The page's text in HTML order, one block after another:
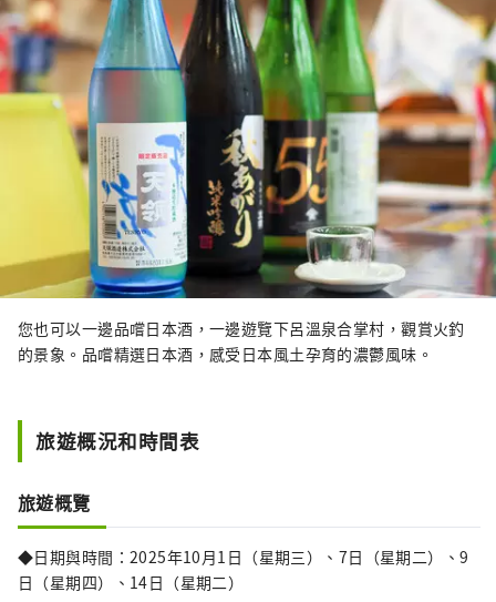
您也可以一邊品嚐日本酒，一邊遊覽下呂溫泉合掌村，觀賞火釣
的景象。品嚐精選日本酒，感受日本風土孕育的濃鬱風味。
旅遊概況和時間表
旅遊概覽
◆日期與時間：2025年10月1日（星期三）、7日（星期二）、9
日（星期四）、14日（星期二）